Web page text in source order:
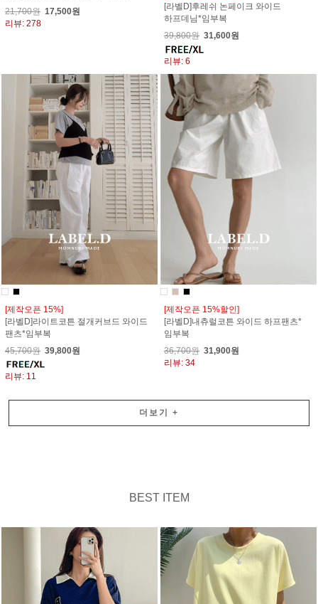
21,700원 17,500원
리뷰: 278
[라벨D]후레쉬 논페이크 와이드
하프데님*임부복
39,800원 31,600원
리뷰: 6
[제작오픈 15%]
[라벨D]라이트코튼 절개커브드 와이드
팬츠*임부복
45,700원 39,800원
리뷰: 11
[제작오픈 15%할인]
[라벨D]내츄럴코튼 와이드 하프팬츠*
임부복
36,700원 31,900원
리뷰: 34
더보기 +
BEST ITEM